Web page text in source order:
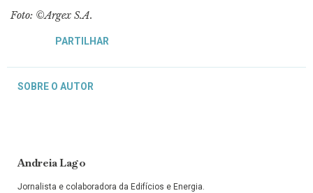
Foto: ©Argex S.A.
PARTILHAR
SOBRE O AUTOR
Andreia Lago
Jornalista e colaboradora da Edifícios e Energia.